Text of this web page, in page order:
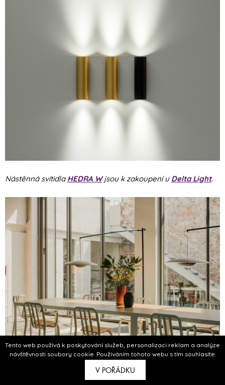
Tento web používá k poskytování služeb, personalizaci reklam a analýze
návštěvnosti soubory cookie. Používáním tohoto webu s tím souhlasíte.
V POŘÁDKU
Nástěnná svítidla HEDRA Wjsou k zakoupení u Delta Light.